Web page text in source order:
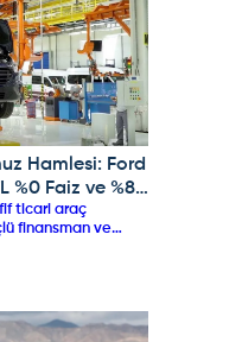
Hamlesi: Ford
%0 Faiz ve %8
ticari araç
finansman ve
iş birliğiyle
getirenlere ek